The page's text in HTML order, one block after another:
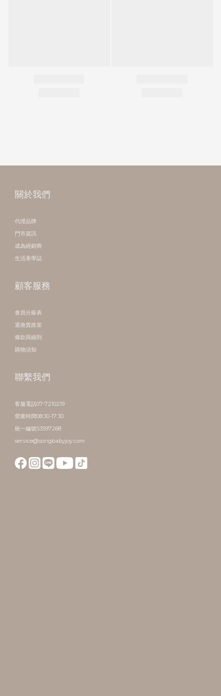
關於我們
代理品牌
門市資訊
成為經銷商
生活美學誌
顧客服務
會員分級表
退換貨政策
條款與細則
購物須知
聯繫我們
客服電話07-7210219
營業時間08:30-17:30
統一編號53597268
service@songbabyjoy.com